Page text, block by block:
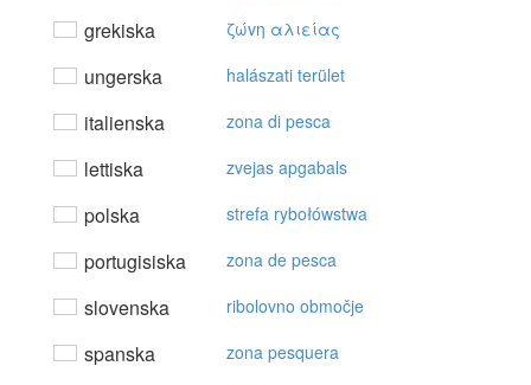
grekiska ζώvη αλιείας
ungerska halászati terület
italienska zona di pesca
lettiska zvejas apgabals
polska strefa rybołówstwa
portugisiska zona de pesca
slovenska ribolovno območje
spanska zona pesquera